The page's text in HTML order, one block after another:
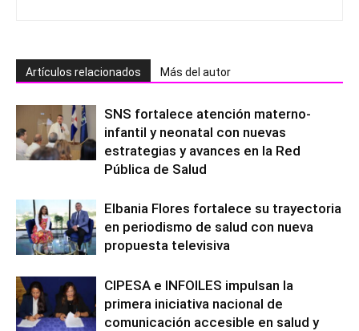
Artículos relacionados Más del autor
SNS fortalece atención materno-
infantil y neonatal con nuevas
estrategias y avances en la Red
Pública de Salud
Elbania Flores fortalece su trayectoria
en periodismo de salud con nueva
propuesta televisiva
CIPESA e INFOILES impulsan la
primera iniciativa nacional de
comunicación accesible en salud y